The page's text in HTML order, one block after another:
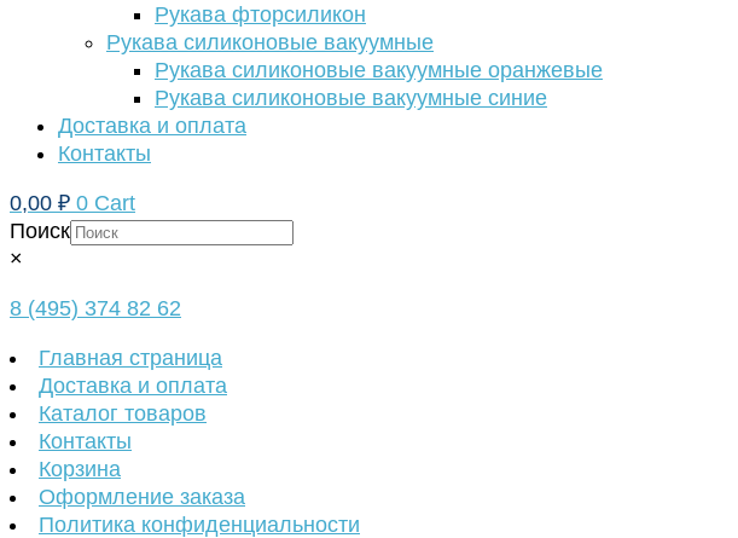
Рукава фторсиликон
Рукава силиконовые вакуумные
Рукава силиконовые вакуумные оранжевые
Рукава силиконовые вакуумные синие
Доставка и оплата
Контакты
0,00 ₽ 0 Cart
Поиск
×
8 (495) 374 82 62
Главная страница
Доставка и оплата
Каталог товаров
Контакты
Корзина
Оформление заказа
Политика конфиденциальности